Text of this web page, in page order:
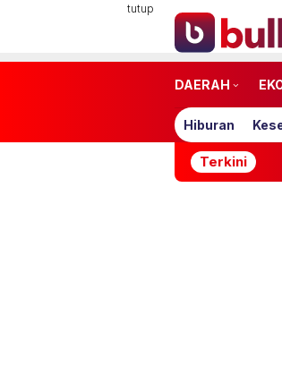
tutup
DAERAH
Hiburan
Terkini